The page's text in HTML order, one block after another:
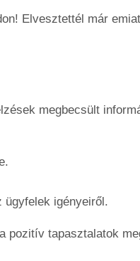
Elvesztettél már
megbecsült
ügyfelek igényeiről.
pozitív tapasztalatok